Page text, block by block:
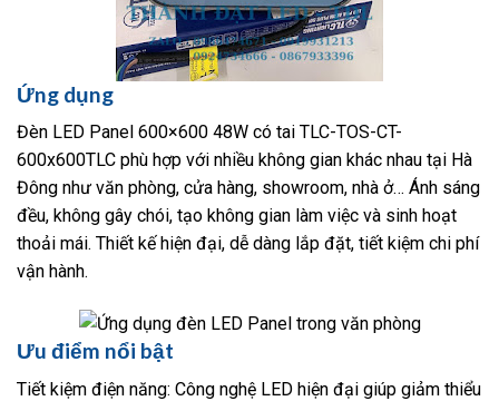
Ứng dụng
Đèn LED Panel 600×600 48W có tai TLC-TOS-CT-
600x600TLC phù hợp với nhiều không gian khác nhau tại Hà
Đông như văn phòng, cửa hàng, showroom, nhà ở… Ánh sáng
đều, không gây chói, tạo không gian làm việc và sinh hoạt
thoải mái. Thiết kế hiện đại, dễ dàng lắp đặt, tiết kiệm chi phí
vận hành.
Ưu điểm nổi bật
Tiết kiệm điện năng: Công nghệ LED hiện đại giúp giảm thiểu